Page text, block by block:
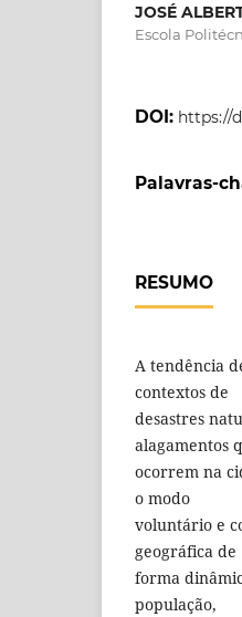
JOSÉ
Escola
DOI: https://
Palavras-
RESUMO
A tendência
contextos de
desastres
alagamentos
ocorrem na
o modo
voluntário e
geográfica de
forma
população,